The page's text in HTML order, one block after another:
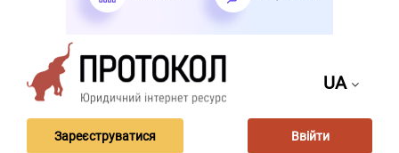
UA
Зареєструватися Ввійти